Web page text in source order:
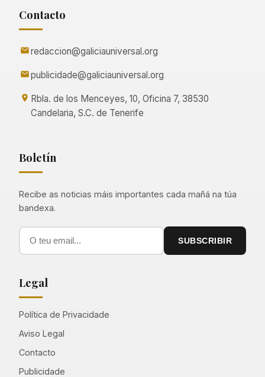
Contacto
redaccion@galiciauniversal.org
publicidade@galiciauniversal.org
Rbla. de los Menceyes, 10, Oficina 7, 38530
Candelaria, S.C. de Tenerife
Boletín
Recibe as noticias máis importantes cada mañá na túa
bandexa.
SUBSCRIBIR
Legal
Política de Privacidade
Aviso Legal
Contacto
Publicidade